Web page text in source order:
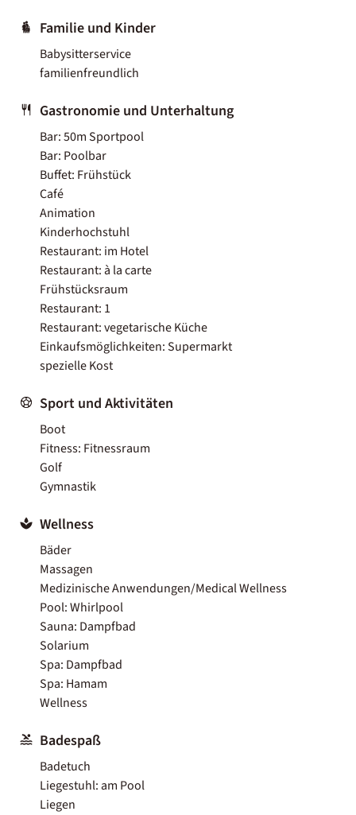
Familie und Kinder
Babysitterservice
familienfreundlich
Gastronomie und Unterhaltung
Bar: 50m Sportpool
Bar: Poolbar
Buffet: Frühstück
Café
Animation
Kinderhochstuhl
Restaurant: im Hotel
Restaurant: à la carte
Frühstücksraum
Restaurant: 1
Restaurant: vegetarische Küche
Einkaufsmöglichkeiten: Supermarkt
spezielle Kost
Sport und Aktivitäten
Boot
Fitness: Fitnessraum
Golf
Gymnastik
Wellness
Bäder
Massagen
Medizinische Anwendungen/Medical Wellness
Pool: Whirlpool
Sauna: Dampfbad
Solarium
Spa: Dampfbad
Spa: Hamam
Wellness
Badespaß
Badetuch
Liegestuhl: am Pool
Liegen